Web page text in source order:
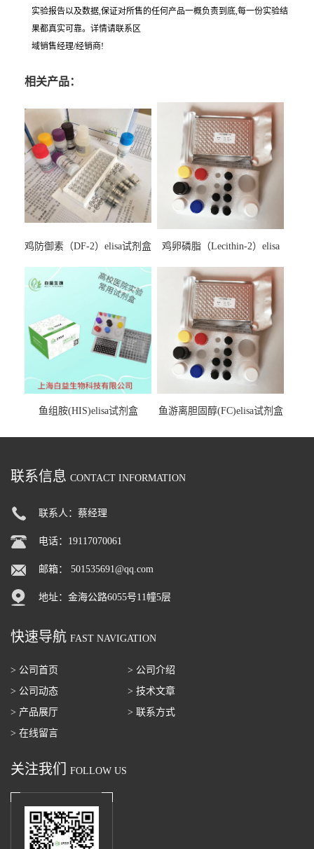
实验报告以及数据,保证对所售的任何产品一概负责到底,每一份实验结
果都真实可靠。详情请联系区
域销售经理/经销商!
相关产品：
鸡防御素（DF-2）elisa试剂盒
鸡卵磷脂（Lecithin-2）elisa
鱼组胺(HIS)elisa试剂盒 鱼游离胆固醇(FC)elisa试剂盒
联系信息 CONTACT INFORMATION
联系人：蔡经理
电话：19117070061
邮箱： 501535691@qq.com
地址：金海公路6055号11幢5层
快速导航 FAST NAVIGATION
> 公司首页
> 公司介绍
> 公司动态
> 技术文章
> 产品展厅
> 联系方式
> 在线留言
关注我们 FOLLOW US